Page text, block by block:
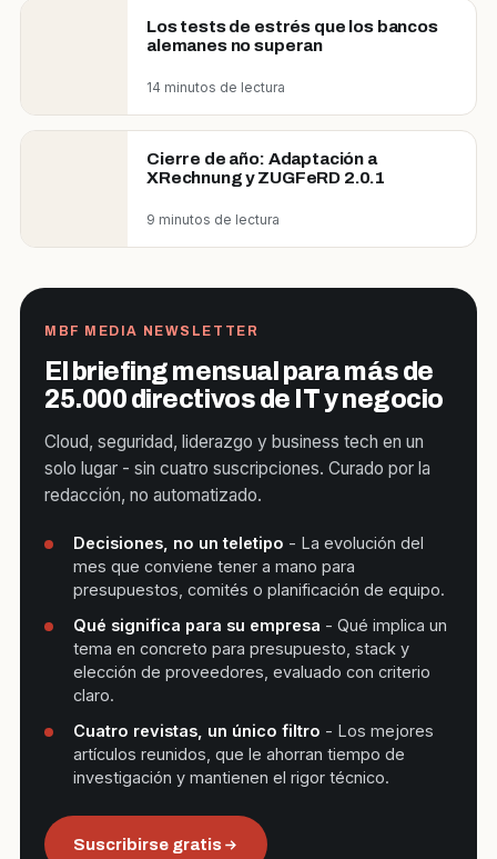
Los tests de estrés que los bancos
alemanes no superan
14 minutos de lectura
Cierre de año: Adaptación a
XRechnung y ZUGFeRD 2.0.1
9 minutos de lectura
MBF MEDIA NEWSLETTER
El briefing mensual para más de
25.000 directivos de IT y negocio
Cloud, seguridad, liderazgo y business tech en un
solo lugar - sin cuatro suscripciones. Curado por la
redacción, no automatizado.
Decisiones, no un teletipo - La evolución del
mes que conviene tener a mano para
presupuestos, comités o planificación de equipo.
Qué significa para su empresa - Qué implica un
tema en concreto para presupuesto, stack y
elección de proveedores, evaluado con criterio
claro.
Cuatro revistas, un único filtro - Los mejores
artículos reunidos, que le ahorran tiempo de
investigación y mantienen el rigor técnico.
Suscribirse gratis